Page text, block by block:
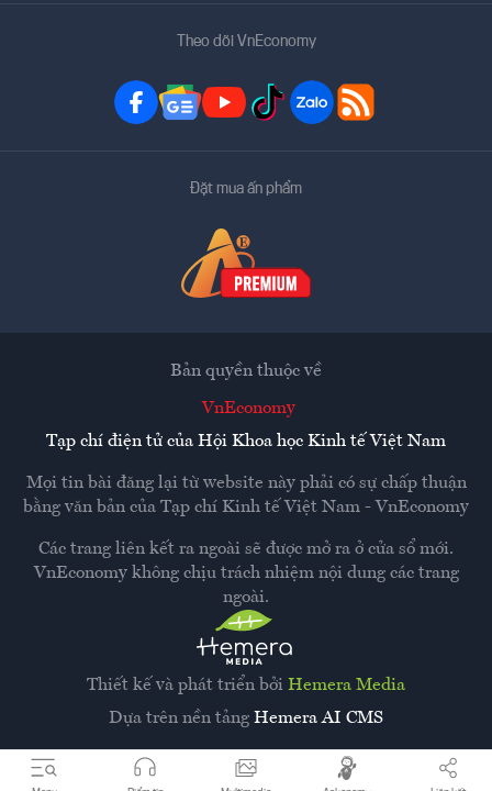
Theo dõi VnEconomy
Đặt mua ấn phẩm
Thiết kế và phát triển bởi Hemera Media
Dựa trên nền tảng Hemera AI CMS
Bản quyền thuộc về
VnEconomy
Tạp chí điện tử của Hội Khoa học Kinh tế Việt Nam
Mọi tin bài đăng lại từ website này phải có sự chấp thuận
bằng văn bản của Tạp chí Kinh tế Việt Nam - VnEconomy
Các trang liên kết ra ngoài sẽ được mở ra ở cửa sổ mới.
VnEconomy không chịu trách nhiệm nội dung các trang
ngoài.